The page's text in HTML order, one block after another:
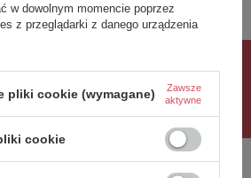
swoją opinię
Twoja ocena:
5/5
w dowolnym momencie poprzez
z przeglądarki z danego urządzenia
pliki cookie (wymagane)
Zawsze
aktywne
cookie